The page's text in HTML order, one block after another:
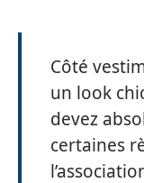
Côté
un look
devez
certaines